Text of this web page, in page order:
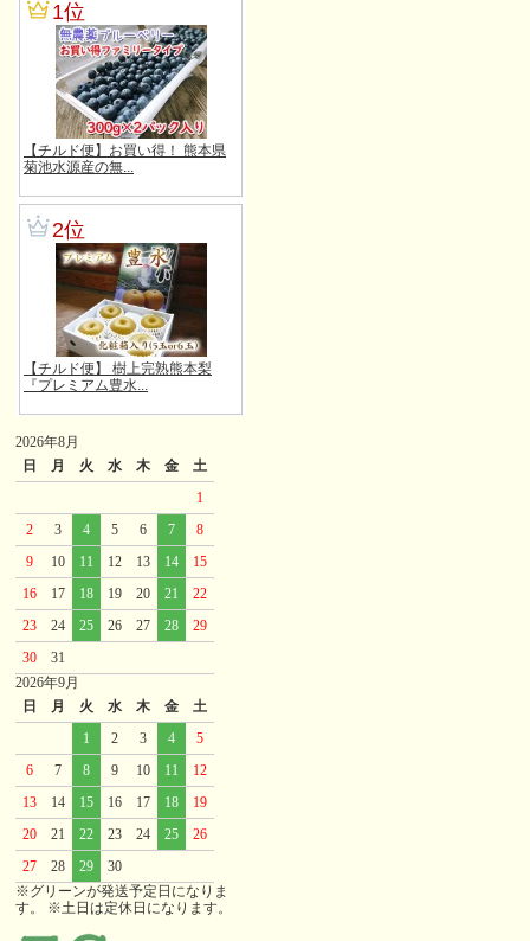
2026年8月
日
月 火 水 木 金
土
1
2
3 4 5 6 7
8
9
10 11 12 13 14
15
16
17 18 19 20 21
22
23
24 25 26 27 28
29
30
31
2026年9月
日
月 火 水 木 金
土
1
2 3 4
5
6
7 8 9 10 11
12
13
14 15 16 17 18
19
20
21 22 23 24 25
26
27
28 29
30
※グリーンが発送予定日になりま
す。 ※土日は定休日になります。